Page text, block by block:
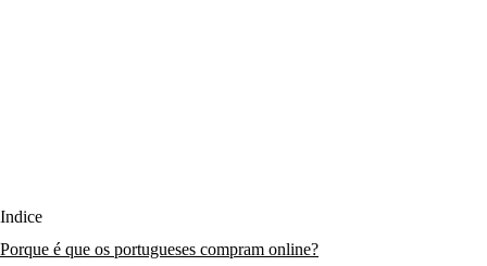
Índice
Porque é que os portugueses compram online?